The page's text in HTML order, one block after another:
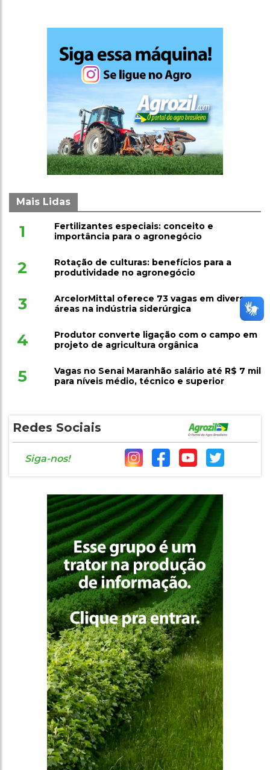
Mais Lidas
1
Fertilizantes especiais: conceito e
importância para o agronegócio
2
Rotação de culturas: benefícios para a
produtividade no agronegócio
3
ArcelorMittal oferece 73 vagas em diversas
áreas na indústria siderúrgica
4
Produtor converte ligação com o campo em
projeto de agricultura orgânica
5
Vagas no Senai Maranhão salário até R$ 7 mil
para níveis médio, técnico e superior
Redes Sociais
Siga-nos!